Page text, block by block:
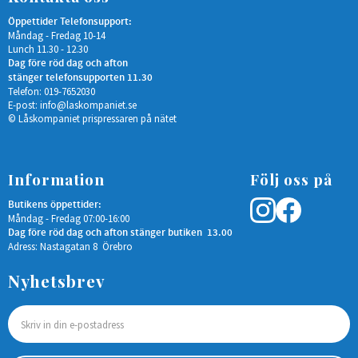
Öppettider Telefonsupport:
Måndag - Fredag 10-14
Lunch 11.30 - 12.30
Dag före röd dag och afton
stänger telefonsupporten 11.30
Telefon: 019-7652030
E-post: info@laskompaniet.se
© Låskompaniet prispressaren på nätet
Information
Butikens öppettider:
Måndag - Fredag 07:00-16:00
Dag före röd dag och afton stänger butiken 13.00
Adress: Nastagatan 8 Örebro
Följ oss på
Nyhetsbrev